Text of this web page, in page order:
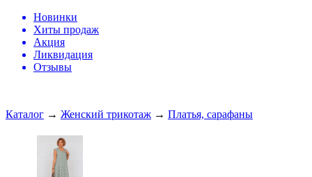
Новинки
Хиты продаж
Акция
Ликвидация
Отзывы
Каталог → Женский трикотаж → Платья, сарафаны